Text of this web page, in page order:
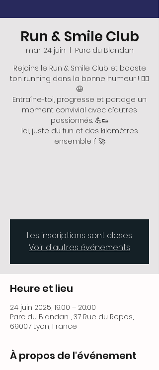
Run & Smile Club
mar. 24 juin
Parc du Blandan
Rejoins le Run & Smile Club et booste
ton running dans la bonne humeur ! 🏃‍♂️
😃
Entraîne-toi, progresse et partage un
moment convivial avec d’autres
passionnés. 💪👟
Ici, juste du fun et des kilomètres
ensemble !" 🚀
Les inscriptions sont closes
Voir d'autres événements
Heure et lieu
24 juin 2025, 19:00 – 20:00
Parc du Blandan , 37 Rue du Repos,
69007 Lyon, France
À propos de l'événement